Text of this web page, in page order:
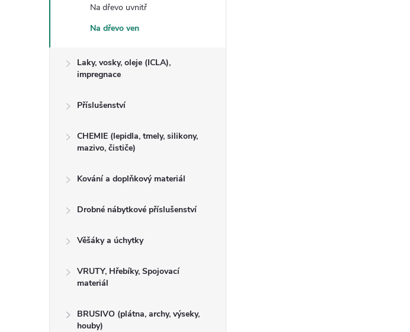
Na dřevo uvnitř
Na dřevo ven
Laky, vosky, oleje (ICLA),
impregnace
Příslušenství
CHEMIE (lepidla, tmely, silikony,
mazivo, čističe)
Kování a doplňkový materiál
Drobné nábytkové příslušenství
Věšáky a úchytky
VRUTY, Hřebíky, Spojovací
materiál
BRUSIVO (plátna, archy, výseky,
houby)